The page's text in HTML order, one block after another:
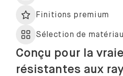
Finitions premium
Sélection de
Conçu pour la
résistantes aux